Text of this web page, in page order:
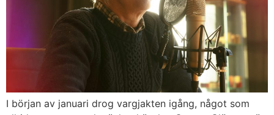
I början av januari drog vargjakten igång, något som